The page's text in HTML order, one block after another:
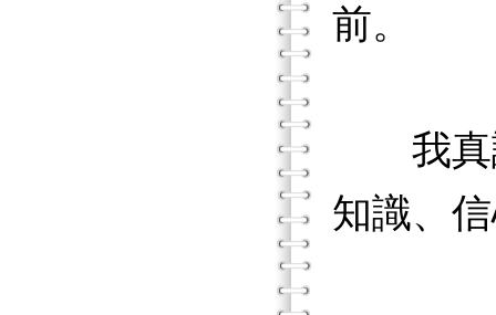
前。
我真誠
知識、